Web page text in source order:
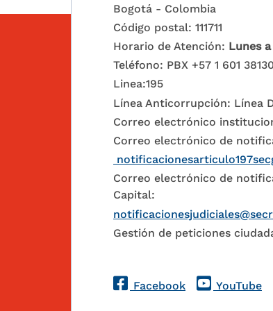
Bogotá - Colombia
Código postal: 111711
Horario de Atención: Lunes
Teléfono: PBX +57 1 601
Linea:195
Línea Anticorrupción: Línea
Correo electrónico
Correo electrónico de
Correo electrónico de
Capital:
Gestión de peticiones
Redes Sociales
Facebook YouTube